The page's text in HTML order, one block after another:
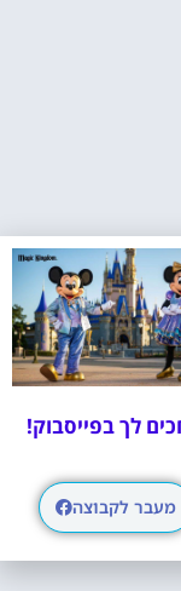
לך בפייסבוק!
מעבר לקבוצה